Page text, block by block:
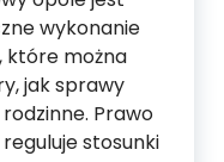
wykonanie
które można
jak sprawy
Prawo
stosunki